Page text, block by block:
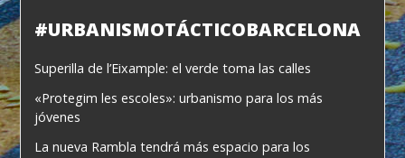
#URBANISMOTÁCTICOBARCELONA
Superilla de l’Eixample: el verde toma las calles
«Protegim les escoles»: urbanismo para los más
jóvenes
La nueva Rambla tendrá más espacio para los